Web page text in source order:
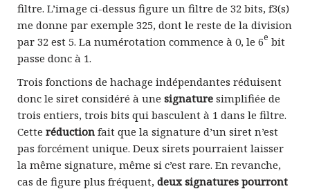
filtre. L’image ci-dessus figure un filtre de 32 bits, f3(s)
me donne par exemple 325, dont le reste de la division
par 32 est 5. La numérotation commence à 0, le 6e bit
passe donc à 1.
Trois fonctions de hachage indépendantes réduisent
donc le siret considéré à une signature simplifiée de
trois entiers, trois bits qui basculent à 1 dans le filtre.
Cette réduction fait que la signature d’un siret n’est
pas forcément unique. Deux sirets pourraient laisser
la même signature, même si c’est rare. En revanche,
cas de figure plus fréquent, deux signatures pourront